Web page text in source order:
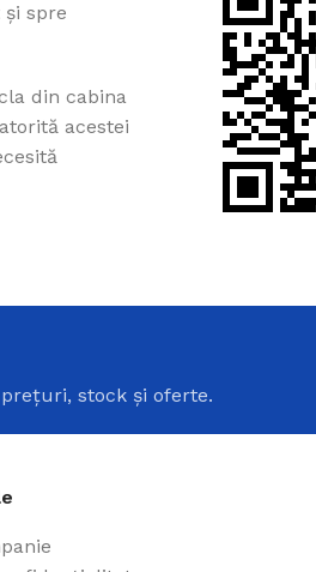
Vezi produsele
spre
din cabina
acestei
stock și oferte.